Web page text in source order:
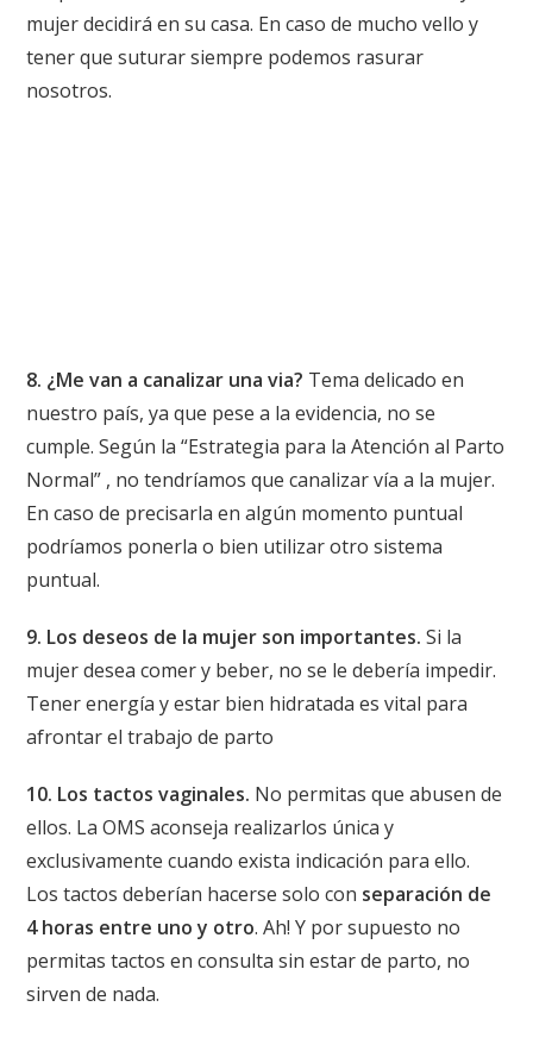
mujer decidirá en su casa. En caso de mucho vello y
tener que suturar siempre podemos rasurar
nosotros.
8. ¿Me van a canalizar una via? Tema delicado en
nuestro país, ya que pese a la evidencia, no se
cumple. Según la “Estrategia para la Atención al Parto
Normal” , no tendríamos que canalizar vía a la mujer.
En caso de precisarla en algún momento puntual
podríamos ponerla o bien utilizar otro sistema
puntual.
9. Los deseos de la mujer son importantes. Si la
mujer desea comer y beber, no se le debería impedir.
Tener energía y estar bien hidratada es vital para
afrontar el trabajo de parto
10. Los tactos vaginales. No permitas que abusen de
ellos. La OMS aconseja realizarlos única y
exclusivamente cuando exista indicación para ello.
Los tactos deberían hacerse solo con separación de
4 horas entre uno y otro. Ah! Y por supuesto no
permitas tactos en consulta sin estar de parto, no
sirven de nada.